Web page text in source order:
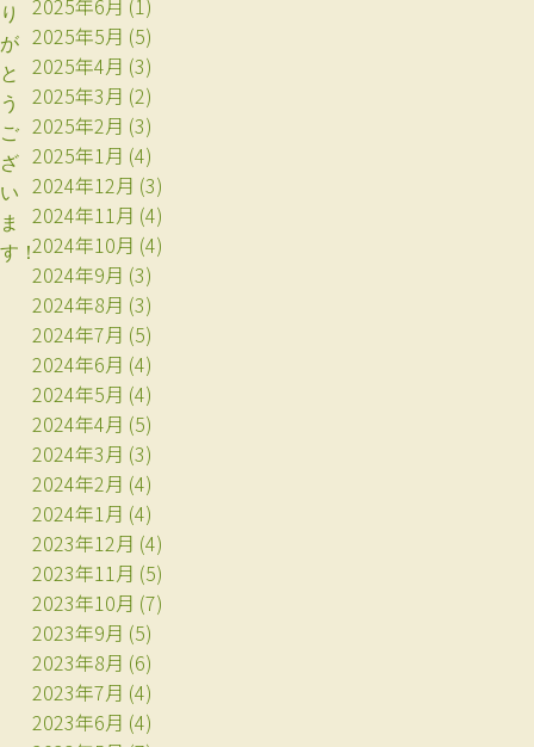
り
が
と
う
ご
ざ
い
ま
す！
2025年6月 (1)
2025年5月 (5)
2025年4月 (3)
2025年3月 (2)
2025年2月 (3)
2025年1月 (4)
2024年12月 (3)
2024年11月 (4)
2024年10月 (4)
2024年9月 (3)
2024年8月 (3)
2024年7月 (5)
2024年6月 (4)
2024年5月 (4)
2024年4月 (5)
2024年3月 (3)
2024年2月 (4)
2024年1月 (4)
2023年12月 (4)
2023年11月 (5)
2023年10月 (7)
2023年9月 (5)
2023年8月 (6)
2023年7月 (4)
2023年6月 (4)